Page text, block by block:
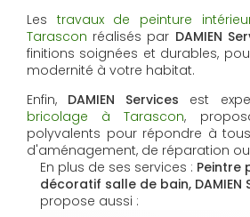
Les travaux de peinture
Tarascon réalisés par DAMIEN
finitions soignées et durables,
modernité à votre habitat.
Enfin, DAMIEN Services est
bricolage à Tarascon,
polyvalents pour répondre à
d'aménagement, de réparation
En plus de ses services : Peintre
décoratif salle de bain, DAMIEN
propose aussi :